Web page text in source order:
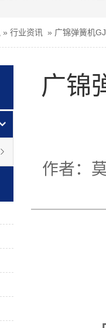
» 行业资讯 » 广锦弹簧机
广锦
作者：